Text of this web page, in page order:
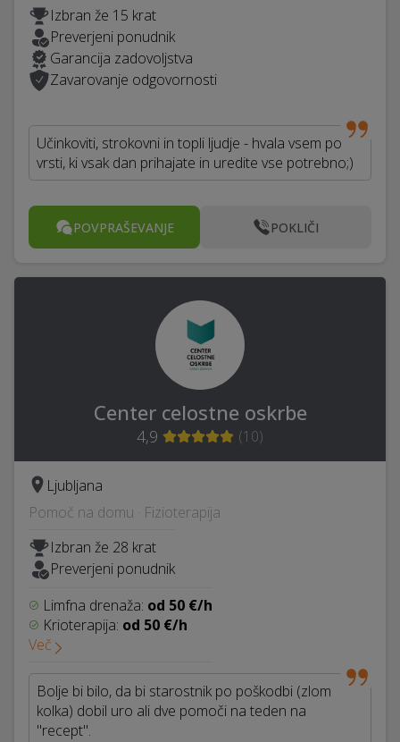
Izbran že 15 krat
Preverjeni ponudnik
Garancija zadovoljstva
Zavarovanje odgovornosti
Učinkoviti, strokovni in topli ljudje - hvala vsem po
vrsti, ki vsak dan prihajate in uredite vse potrebno;)
POVPRAŠEVANJE POKLIČI
Center celostne oskrbe
4,9 (10)
Ljubljana
Pomoč na domu · Fizioterapija
Izbran že 28 krat
Preverjeni ponudnik
Limfna drenaža: od 50 €/h
Krioterapija: od 50 €/h
Več
Bolje bi bilo, da bi starostnik po poškodbi (zlom
kolka) dobil uro ali dve pomoči na teden na
"recept".